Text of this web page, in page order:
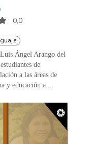
0,0
Ángel Arango del
de
a las áreas de
y educación a...